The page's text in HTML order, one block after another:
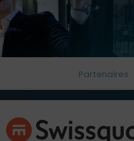
Partenaires